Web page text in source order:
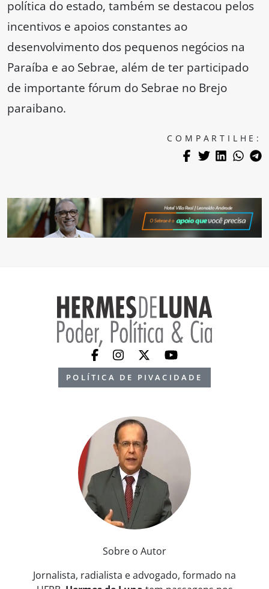
política do estado, também se destacou pelos
incentivos e apoios constantes ao
desenvolvimento dos pequenos negócios na
Paraíba e ao Sebrae, além de ter participado
de importante fórum do Sebrae no Brejo
paraibano.
COMPARTILHE:
POLÍTICA DE PIVACIDADE
Sobre o Autor
Jornalista, radialista e advogado, formado na